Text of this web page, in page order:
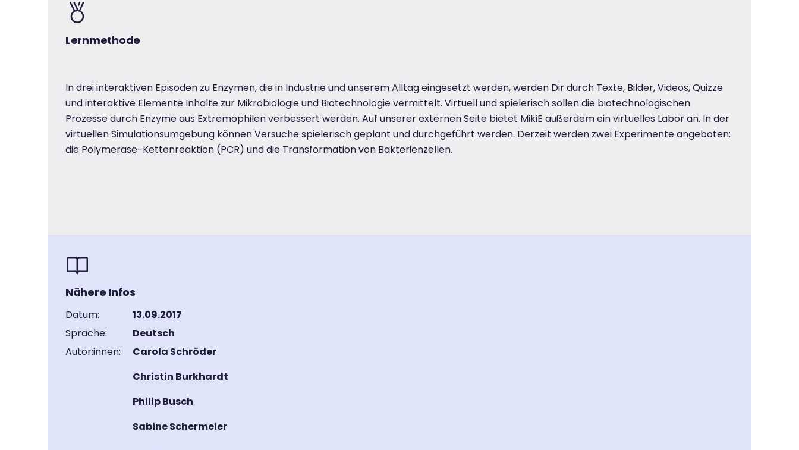
Lernmethode
In drei interaktiven Episoden zu Enzymen, die in Industrie und unserem Alltag eingesetzt werden, werden Dir durch Texte, Bilder, Videos, Quizze
und interaktive Elemente Inhalte zur Mikrobiologie und Biotechnologie vermittelt. Virtuell und spielerisch sollen die biotechnologischen
Prozesse durch Enzyme aus Extremophilen verbessert werden. Auf unserer externen Seite bietet MikiE außerdem ein virtuelles Labor an. In der
virtuellen Simulationsumgebung können Versuche spielerisch geplant und durchgeführt werden. Derzeit werden zwei Experimente angeboten:
die Polymerase-Kettenreaktion (PCR) und die Transformation von Bakterienzellen.
Nähere Infos
Datum:
13.09.2017
Sprache:
Deutsch
Autor:innen:
Carola Schröder
Christin Burkhardt
Philip Busch
Sabine Schermeier